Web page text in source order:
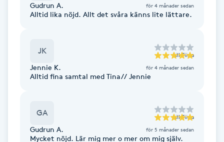
Friskvård
Gudrun A. för 4 månader sedan
Alltid lika nöjd. Allt det svåra känns lite lättare.
JK till Tiina
Jennie K. för 4 månader sedan
Alltid fina samtal med Tina// Jennie
GA till Tiina
Gudrun A. för 5 månader sedan
Mycket nöjd. Lär mig mer o mer om mig själv.